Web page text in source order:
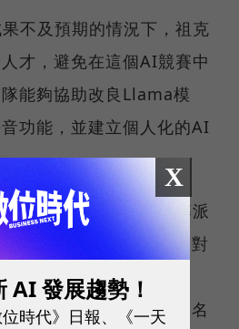
不及預期的情況下，祖克
才，避免在這個AI競賽中
能夠協助改良Llama模
功能，並建立個人化的AI
建立了一個名叫「招募派
管理層討論潛在的招募對
時，他便會發送信件邀
出，祖克柏知道自己的名
X
AI 發展趨勢！
時代》日報、《一天